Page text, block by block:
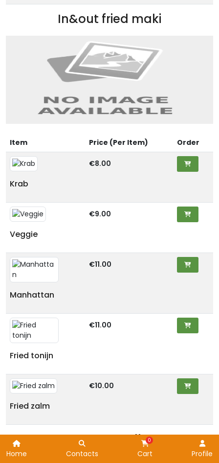
In&out fried maki
Item Price (Per Item) Order
Krab
€8.00
Veggie
€9.00
Manhattan
€11.00
Fried tonijn
€11.00
Fried zalm
€10.00
In&out roll
Home Contacts Cart Profile